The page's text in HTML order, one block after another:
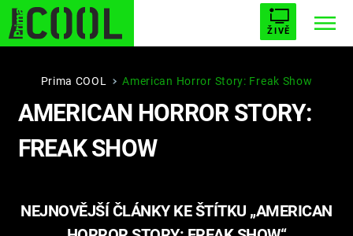
ŽIVĚ
Trendy: STARHOUSE BUFFY, PŘEMOŽITELKA UPÍRŮ
ESCAPE PLNEJ KOTEL AVENGERS 5
Témata
Prima COOL American Horror Story: Freak Show
AMERICAN HORROR STORY:
FREAK SHOW
NEJNOVĚJŠÍ ČLÁNKY KE ŠTÍTKU „AMERICAN